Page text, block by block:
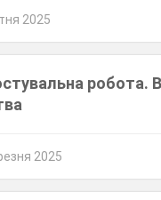
2025
робота.
2025